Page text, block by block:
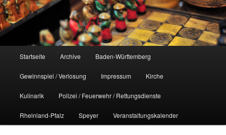
Startseite Archive Baden-Württemberg
Gewinnspiel / Verlosung Impressum Kirche
Kulinarik Polizei / Feuerwehr / Rettungsdienste
Rheinland-Pfalz Speyer Veranstaltungskalender